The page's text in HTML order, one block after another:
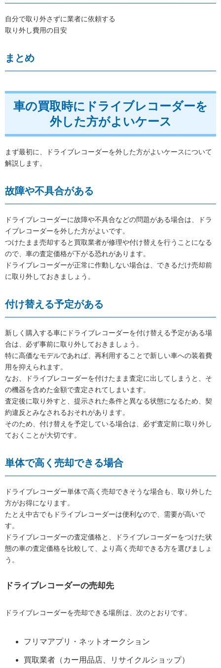
自分で取り外さずに業者に依頼する
取り外し費用の目安
まとめ
車の買取時にドライブレコーダーを
外した方がよいケース
まず最初に、ドライブレコーダーを外した方がよいケースについて
解説します。
故障や不具合がある
ドライブレコーダーに故障や不具合などの問題がある場合は、ドラ
イブレコーダーを外した方がよいです。
つけたまま売却すると買取業者が修理や付け替えを行うことになる
ので、車の査定価格が下がる恐れがあります。
ドライブレコーダーが正常に作動しない場合は、できるだけ売却前
に取り外しておきましょう。
付け替える予定がある
新しく購入する車にドライブレコーダーを付け替える予定がある場
合は、必ず事前に取り外しておきましょう。
特に高価なモデルであれば、再利用することで新しい車への装着費
用を抑えられます。
なお、ドライブレコーダーを付けたまま査定に出してしまうと、そ
の機器を含めた金額で査定されてしまいます。
査定後に取り外すと、提示された条件と異なる状態になるため、契
約違反とみなされるおそれがあります。
そのため、付け替えを予定している場合は、必ず査定前に取り外し
ておくことが大切です。
単体で高く売却できる場合
ドライブレコーダー単体で高く売却できそうな場合も、取り外した
方がお得になります。
たとえ中古でもドライブレコーダーは便利なので、需要が高いで
す。
ドライブレコーダーの査定価格と、ドライブレコーダーをつけた状
態の車の査定価格を比較して、より高く売却できる方を選びましょ
う。
ドライブレコーダーの売却先
ドライブレコーダーを売却できる場所は、次のとおりです。
フリマアプリ・ネットオークション
買取業者（カー用品店、リサイクルショップ）